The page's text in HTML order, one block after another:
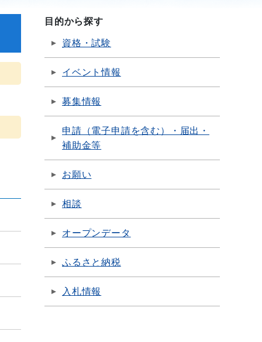
目的から探す
資格・試験
イベント情報
募集情報
申請（電子申請を含む）・届出・
補助金等
お願い
相談
オープンデータ
ふるさと納税
入札情報